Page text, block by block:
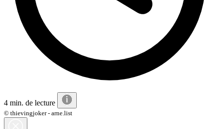
4 min. de lecture
© thievingjoker - arne.list